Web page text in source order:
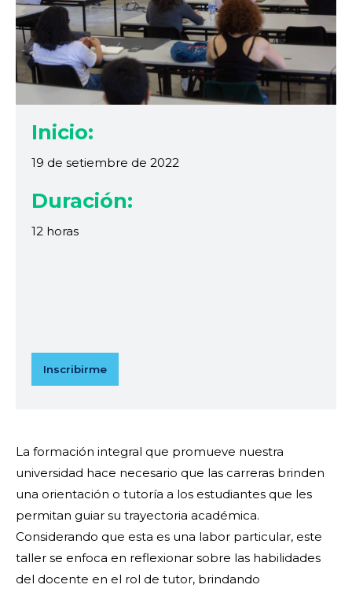
Inicio:
19 de setiembre de 2022
Duración:
12 horas
Inscribirme
La formación integral que promueve nuestra
universidad hace necesario que las carreras brinden
una orientación o tutoría a los estudiantes que les
permitan guiar su trayectoria académica.
Considerando que esta es una labor particular, este
taller se enfoca en reflexionar sobre las habilidades
del docente en el rol de tutor, brindando